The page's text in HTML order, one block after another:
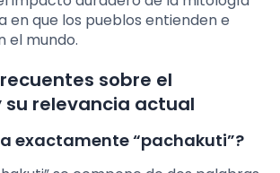
en que los pueblos entienden e
el mundo.
sobre el
relevancia actual
exactamente “pachakuti”?